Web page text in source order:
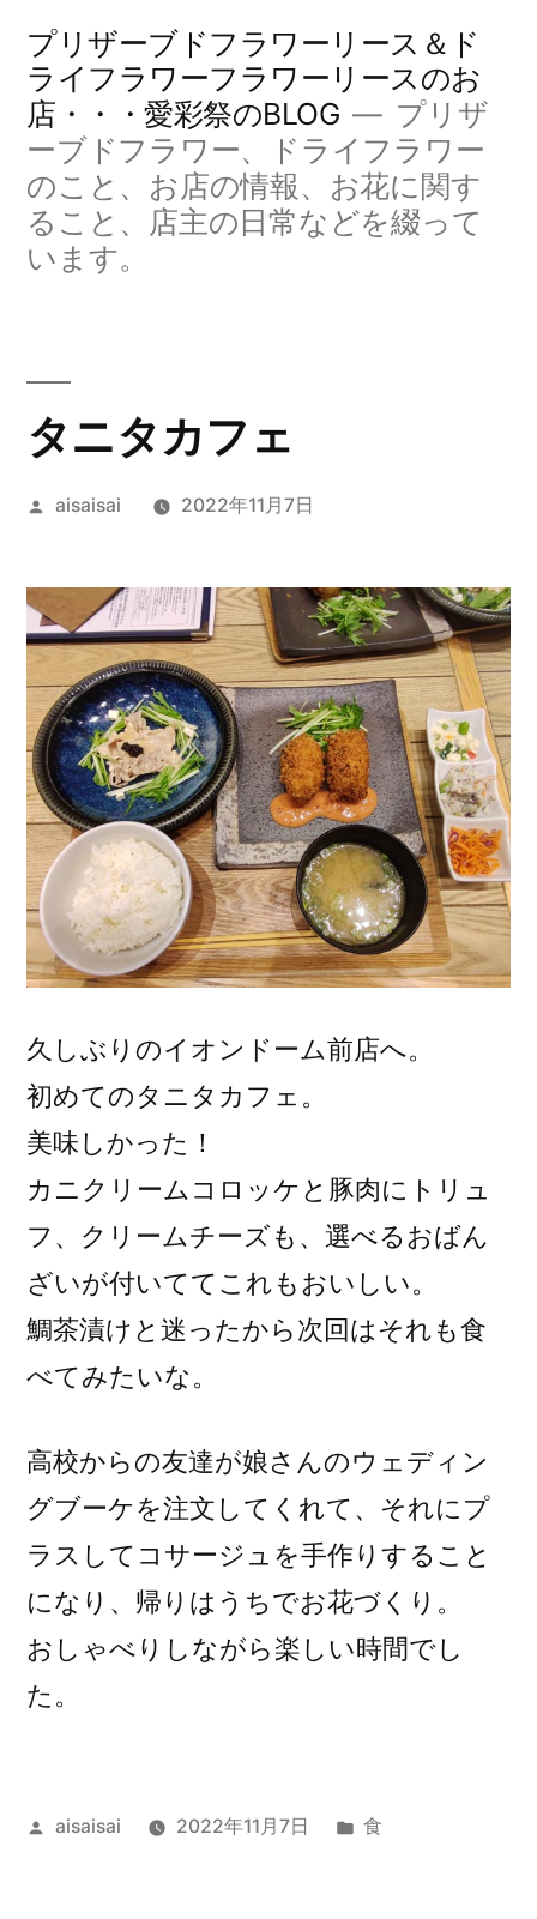
プリザーブドフラワーリース＆ド
ライフラワーフラワーリースのお
店・・・愛彩祭のBLOG
プリザ
ーブドフラワー、ドライフラワー
のこと、お店の情報、お花に関す
ること、店主の日常などを綴って
います。
タニタカフェ
投
aisaisai 2022年11月7日
久しぶりのイオンドーム前店へ。
初めてのタニタカフェ。
美味しかった！
カニクリームコロッケと豚肉にトリュ
フ、クリームチーズも、選べるおばん
ざいが付いててこれもおいしい。
鯛茶漬けと迷ったから次回はそれも食
べてみたいな。
高校からの友達が娘さんのウェディン
グブーケを注文してくれて、それにプ
ラスしてコサージュを手作りすること
になり、帰りはうちでお花づくり。
おしゃべりしながら楽しい時間でし
た。
投
aisaisai 2022年11月7日
カ
食